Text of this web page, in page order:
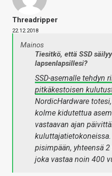
Threadripper
22.12.2018
Mainos
Tiesitkö, että SSD
lapsenlapsillesi?
SSD-asemalle tehdyn
pitkäkestoisen
NordicHardware
kolme kidutettua
vastaavan ajan
pisimpään, yhteensä
joka vastaa noin 400